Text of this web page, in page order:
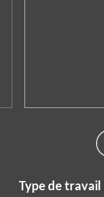
Type de travail